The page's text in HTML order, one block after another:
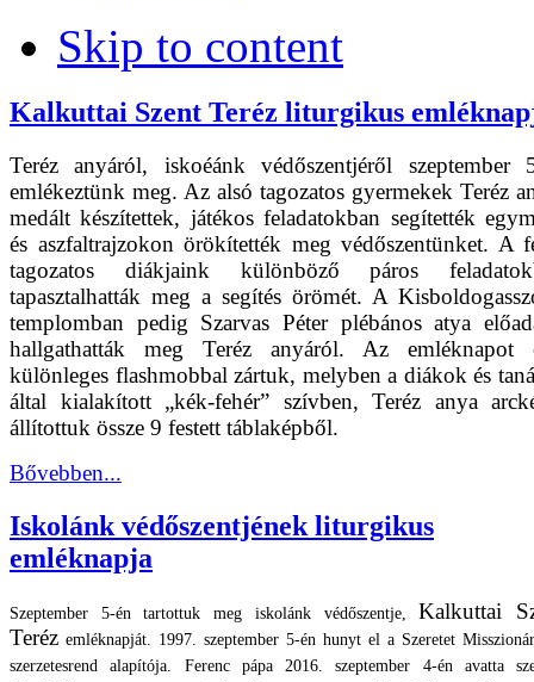
Skip to content
Kalkuttai Szent Teréz liturgikus
Teréz anyáról, iskoéánk védőszentjéről szeptember
emlékeztünk meg. Az alsó tagozatos gyermekek Teréz
medált készítettek, játékos feladatokban segítették
és aszfaltrajzokon örökítették meg védőszentünket. A
tagozatos diákjaink különböző páros
tapasztalhatták meg a segítés örömét. A
templomban pedig Szarvas Péter plébános atya
hallgathatták meg Teréz anyáról. Az emléknapot
különleges flashmobbal zártuk, melyben a diákok és
által kialakított „kék-fehér” szívben, Teréz anya
állítottuk össze 9 festett táblaképből.
Bővebben...
Iskolánk védőszentjének liturgikus
emléknapja
Szeptember 5-én tartottuk meg iskolánk védőszentje, Kalkuttai
Teréz emléknapját. 1997. szeptember 5-én hunyt el a Szeretet
szerzetesrend alapítója. Ferenc pápa 2016. szeptember 4-én avatta